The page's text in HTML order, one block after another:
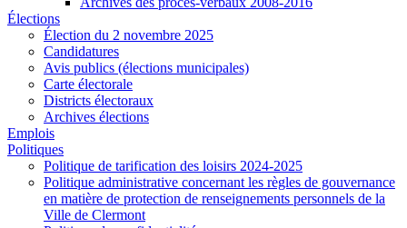
Élections
Élection du 2 novembre 2025
Candidatures
Avis publics (élections municipales)
Carte électorale
Districts électoraux
Archives élections
Emplois
Politiques
Politique de tarification des loisirs 2024-2025
Politique administrative concernant les règles de gouvernance
en matière de protection de renseignements personnels de la
Ville de Clermont